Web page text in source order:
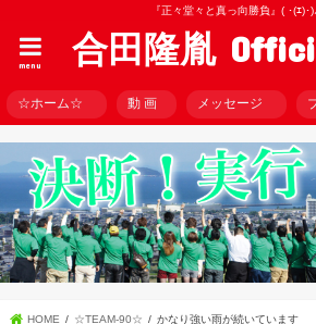
『正々堂々と真っ向勝負』( ･(ｴ)･)
合田隆胤
menu
☆ホーム☆ 動 画 メッセージ
HOME ☆TEAM-90☆ かなり強い雨が続いています